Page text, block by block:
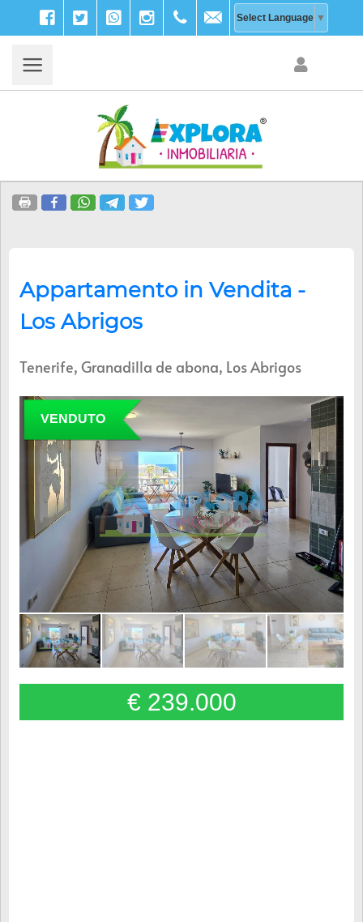
FacebookTwitter WhatsAppInstagram
+39
203
9756
info@explora-
Select Language ▼
Appartamento in Vendita -
Los Abrigos
Tenerife, Granadilla de abona, Los Abrigos
VENDUTO
€ 239.000